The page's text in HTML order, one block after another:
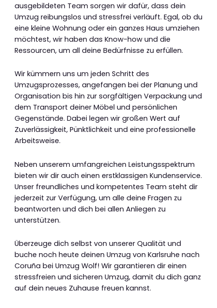
ausgebildeten Team sorgen wir dafür, dass dein
Umzug reibungslos und stressfrei verläuft. Egal, ob du
eine kleine Wohnung oder ein ganzes Haus umziehen
möchtest, wir haben das Know-how und die
Ressourcen, um all deine Bedürfnisse zu erfüllen.
Wir kümmern uns um jeden Schritt des
Umzugsprozesses, angefangen bei der Planung und
Organisation bis hin zur sorgfältigen Verpackung und
dem Transport deiner Möbel und persönlichen
Gegenstände. Dabei legen wir großen Wert auf
Zuverlässigkeit, Pünktlichkeit und eine professionelle
Arbeitsweise.
Neben unserem umfangreichen Leistungsspektrum
bieten wir dir auch einen erstklassigen Kundenservice.
Unser freundliches und kompetentes Team steht dir
jederzeit zur Verfügung, um alle deine Fragen zu
beantworten und dich bei allen Anliegen zu
unterstützen.
Überzeuge dich selbst von unserer Qualität und
buche noch heute deinen Umzug von Karlsruhe nach
Coruña bei Umzug Wolf! Wir garantieren dir einen
stressfreien und sicheren Umzug, damit du dich ganz
auf dein neues Zuhause freuen kannst.